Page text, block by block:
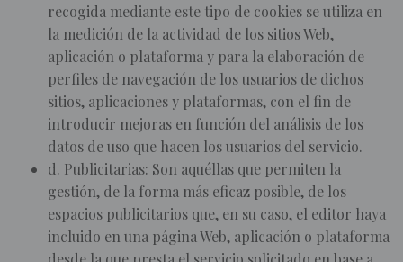
recogida mediante este tipo de cookies se utiliza en
la medición de la actividad de los sitios Web,
aplicación o plataforma y para la elaboración de
perfiles de navegación de los usuarios de dichos
sitios, aplicaciones y plataformas, con el fin de
introducir mejoras en función del análisis de los
datos de uso que hacen los usuarios del servicio.
d. Publicitarias: Son aquéllas que permiten la
gestión, de la forma más eficaz posible, de los
espacios publicitarios que, en su caso, el editor haya
incluido en una página Web, aplicación o plataforma